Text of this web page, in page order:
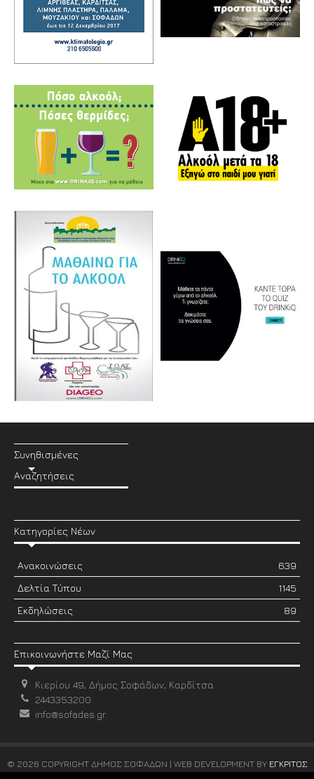
Συνηθισμένες
Αναζητήσεις
Κατηγορίες Νέων
Ανακοινώσεις
639
Δελτία Τύπου
1145
Εκδηλώσεις
89
Επικοινωνήστε Μαζί Μας
Κιερίου 49, Δήμος Σοφάδων, Καρδίτσα
2443353200
info@sofades.gr
© 2026 COPYRIGHT ΔΗΜΟΣ ΣΟΦΑΔΩΝ | WEB DEVELOPMENT BY ΕΓΚΡΙΤΟΣ